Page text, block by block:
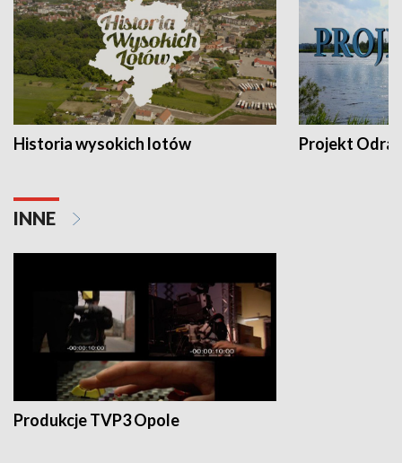
Historia wysokich lotów Projekt Odra
INNE
Produkcje TVP3 Opole